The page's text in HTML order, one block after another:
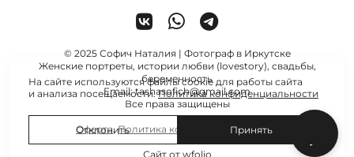
© 2025 Софич Наталия | Фотограф в Иркутске
Женские портреты, истории любви (lovestory), свадьбы,
беременность
Email: tashasofich@gmail.com
Все права защищены
Оферта,Политика конфиденциальности
Сайт от wfolio
На сайте используются файлы cookie для работы сайта
и анализа посещаемости.Политика конфиденциальности
Отклонить Принять